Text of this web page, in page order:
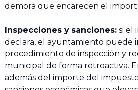
demora que encarecen el
Inspecciones y sanciones: si el
declara, el ayuntamiento puede
procedimiento de inspección y
municipal de forma retroactiva.
además del importe del